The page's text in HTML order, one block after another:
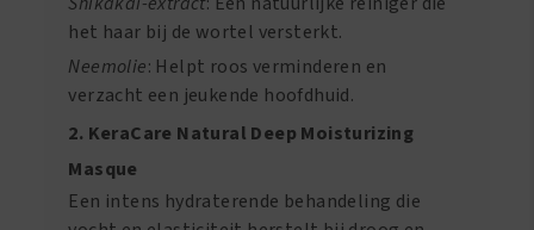
het haar bij de wortel versterkt.
Neemolie: Helpt roos verminderen en
verzacht een jeukende hoofdhuid.
2. KeraCare Natural Deep Moisturizing
Masque
Een intens hydraterende behandeling die